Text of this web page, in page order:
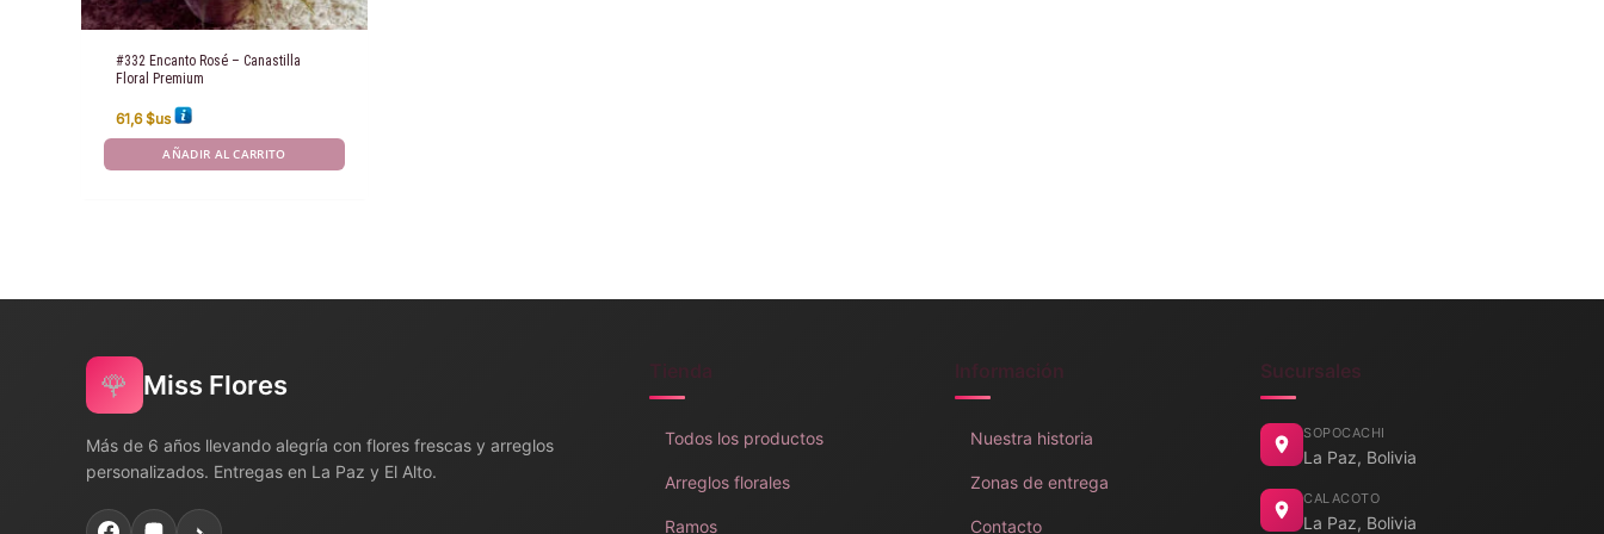
#332 Encanto Rosé – Canastilla
Floral Premium
61,6$us
AÑADIR AL CARRITO
🌹 Miss Flores
Más de 6 años llevando alegría con flores frescas y arreglos
personalizados. Entregas en La Paz y El Alto.
Tienda
Todos los productos
Arreglos florales
Ramos
Información
Nuestra historia
Zonas de entrega
Contacto
Sucursales
SOPOCACHI
La Paz, Bolivia
CALACOTO
La Paz, Bolivia